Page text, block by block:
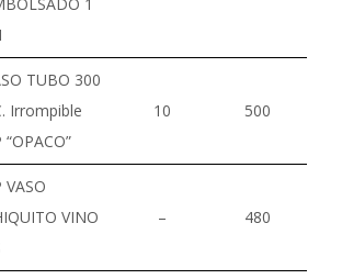
TUBO 300
Irrompible
“OPACO”
10 500
VASO
VINO
– 480